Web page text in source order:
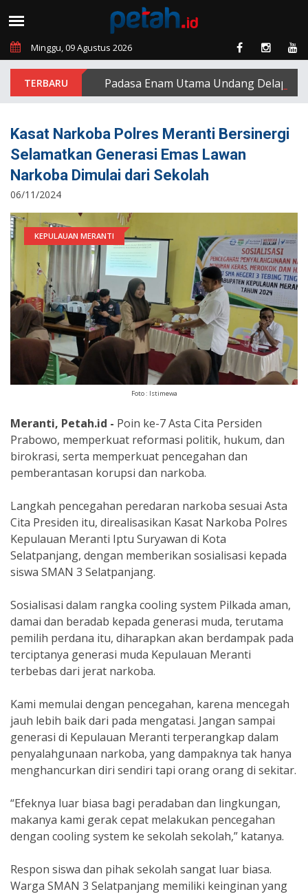
Minggu, 09 Agustus 2026
PT Padasa Enam Utama Undang Delapan
Kasat Narkoba Polres Meranti Bersinergi
Selamatkan Generasi Emas Lawan
Narkoba Dimulai dari Sekolah
06/11/2024
KEPULAUAN MERANTI
Foto : Istimewa
Meranti, Petah.id - Poin ke-7 Asta Cita Persiden
Prabowo, memperkuat reformasi politik, hukum, dan
birokrasi, serta memperkuat pencegahan dan
pemberantasan korupsi dan narkoba.
Langkah pencegahan peredaran narkoba sesuai Asta
Cita Presiden itu, direalisasikan Kasat Narkoba Polres
Kepulauan Meranti Iptu Suryawan di Kota
Selatpanjang, dengan memberikan sosialisasi kepada
siswa SMAN 3 Selatpanjang.
Sosialisasi dalam rangka cooling system Pilkada aman,
damai dan beradab kepada generasi muda, terutama
pemilih perdana itu, diharapkan akan berdampak pada
terciptanya generasi muda Kepulauan Meranti
terbebas dari jerat narkoba.
Kami memulai dengan pencegahan, karena mencegah
jauh lebih baik dari pada mengatasi. Jangan sampai
generasi di Kepulauan Meranti terperangkap dalam
penyalahgunaan narkoba, yang dampaknya tak hanya
menghancurkan diri sendiri tapi orang orang di sekitar.
“Efeknya luar biasa bagi peradaban dan lingkungan,
makanya kami gerak cepat melakukan pencegahan
dengan cooling system ke sekolah sekolah,” katanya.
Respon siswa dan pihak sekolah sangat luar biasa.
Warga SMAN 3 Selatpanjang memiliki keinginan yang